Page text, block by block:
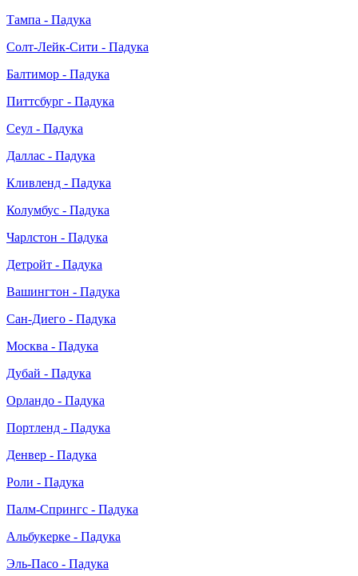
Тампа - Падука
Солт-Лейк-Сити - Падука
Балтимор - Падука
Питтсбург - Падука
Сеул - Падука
Даллас - Падука
Кливленд - Падука
Колумбус - Падука
Чарлстон - Падука
Детройт - Падука
Вашингтон - Падука
Сан-Диего - Падука
Москва - Падука
Дубай - Падука
Орландо - Падука
Портленд - Падука
Денвер - Падука
Роли - Падука
Палм-Спрингс - Падука
Альбукерке - Падука
Эль-Пасо - Падука